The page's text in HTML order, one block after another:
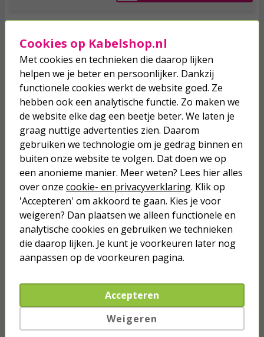
Slimme stekkerdoos | Calex Smart Home | 6-voudig
(3x Randaarde Stopcontact, 2x USB A, 1x USB C, Wifi,
Timer)
vergroten
33,
95
Morgen in huis! Toevoegen
Stekkerdoos 4-voudig | Brennenstuhl | 3 meter
66,95
incl. btw
Cookies op Kabelshop.nl
Met cookies en technieken die daarop lijken
helpen we je beter en persoonlijker. Dankzij
functionele cookies werkt de website goed. Ze
hebben ook een analytische functie. Zo maken we
de website elke dag een beetje beter. We laten je
graag nuttige advertenties zien. Daarom
gebruiken we technologie om je gedrag binnen en
buiten onze website te volgen. Dat doen we op
een anonieme manier. Meer weten? Lees hier alles
over onze cookie- en privacyverklaring. Klik op
'Accepteren' om akkoord te gaan. Kies je voor
weigeren? Dan plaatsen we alleen functionele en
analytische cookies en gebruiken we technieken
die daarop lijken. Je kunt je voorkeuren later nog
aanpassen op de voorkeuren pagina.
Accepteren
Weigeren